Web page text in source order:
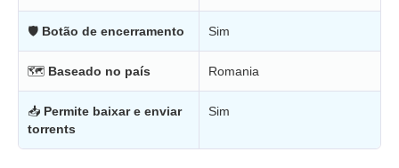
🛡 Botão de encerramento Sim
🗺 Baseado no país Romania
📥 Permite baixar e enviar
torrents
Sim